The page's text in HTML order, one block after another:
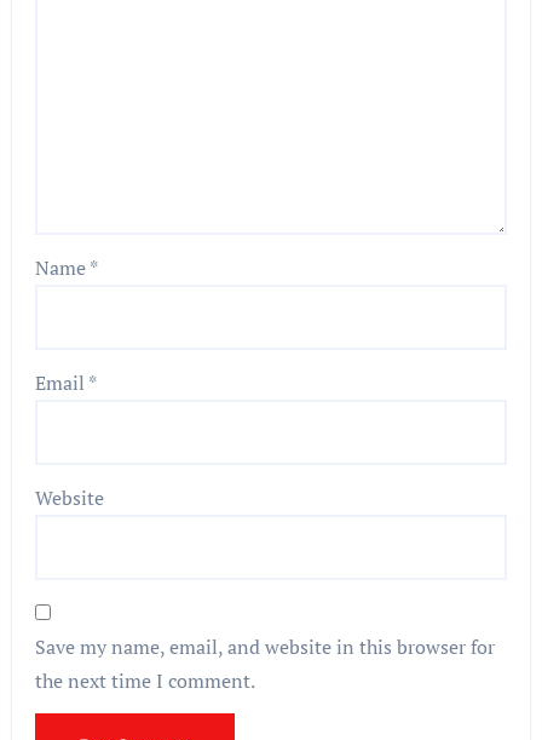
Name*
Email *
Website
Save my name, email, and website in this browser for
the next time I comment.